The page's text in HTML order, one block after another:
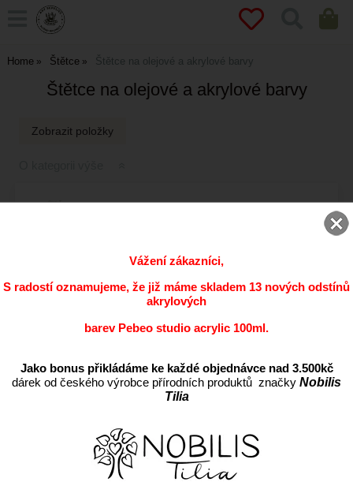
Home Štětce Štětce na olejové a akrylové barvy
Štětce na olejové a akrylové barvy
ŠTĚTCE KOLIBRI
ŠTĚTCE SIMPLY-T ASTRA
ŠTĚTCE SIMPLY-T PYTHON
Vážení zákazníci,
S radostí oznamujeme, že již máme skladem 13 nových odstínů
akrylových
barev Pebeo studio acrylic 100ml.
Jako bonus přikládáme ke každé objednávce nad 3.500kč
dárek od českého výrobce přírodních produktů značky Nobilis
Tilia